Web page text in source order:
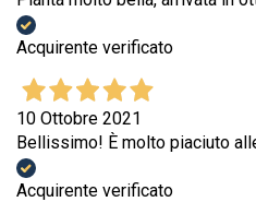
Acquirente verificato
10 Ottobre 2021
Bellissimo! È molto piaciuto
Acquirente verificato